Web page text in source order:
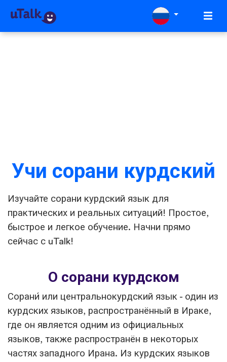
Учи сорани курдский
Изучайте сорани курдский язык для
практических и реальных ситуаций! Простое,
быстрое и легкое обучение. Начни прямо
сейчас с uTalk!
О сорани курдском
Сорани́ или центральнокурдский язык - один из
курдских языков, распространённый в Ираке,
где он является одним из официальных
языков, также распространён в некоторых
частях западного Ирана. Из курдских языков